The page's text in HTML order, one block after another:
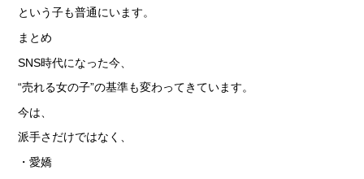
という子も普通にいます。
まとめ
SNS時代になった今、
“売れる女の子”の基準も変わってきています。
今は、
派手さだけではなく、
・愛嬌